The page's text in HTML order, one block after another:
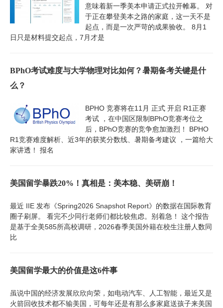
意味着新一季美本申请正式拉开帷幕。 对
于正在攀登美本之路的家庭，这一天不是
起点，而是一次严苛的成果验收。 8月1
日只是材料提交起点，7月才是
BPhO考试难度与大学物理对比如何？暑期备考关键是什
么？
BPHO 竞赛将在11月 正式 开启 R1正赛
考试 ，在中国区限制BPhO竞赛考位之
后，BPhO竞赛的竞争愈加激烈！ BPHO
R1竞赛难度解析、近3年的获奖分数线、暑期备考建议 ，一篇给大
家讲透！ 报名
美国留学暴跌20%！真相是：美本稳、美研崩！
最近 IIE 发布《Spring2026 Snapshot Report》的数据在国际教育
圈子刷屏。 看完不少同行老师们都比较焦虑。别着急！ 这个报告
是基于全美585所高校调研，2026春季美国外籍在校生注册人数同
比
美国留学最大的价值是这6件事
虽说中国的经济发展欣欣向荣，如电动汽车、人工智能，最近又是
火箭回收技术都不输美国，可每年还是有那么多家庭送孩子来美国